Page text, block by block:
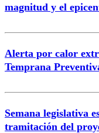
magnitud y el
Alerta por calor
Temprana
Semana legislativa
tramitación del